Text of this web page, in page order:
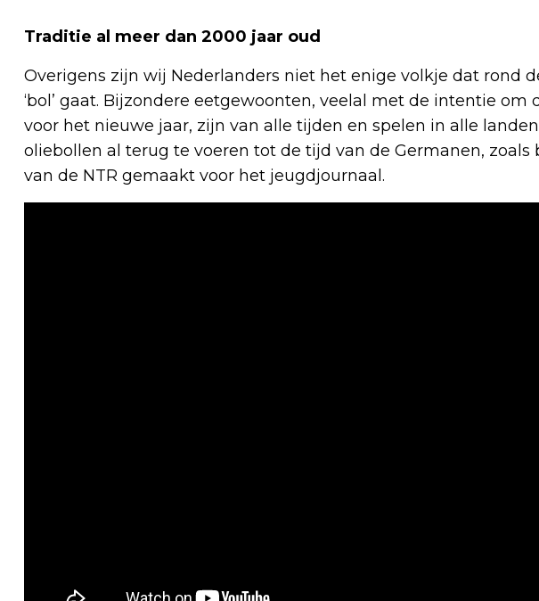
Traditie al meer dan 2000 jaar oud
Overigens zijn wij Nederlanders niet het enige volkje dat rond
‘bol’ gaat. Bijzondere eetgewoonten, veelal met de intentie
voor het nieuwe jaar, zijn van alle tijden en spelen in alle
oliebollen al terug te voeren tot de tijd van de Germanen,
van de NTR gemaakt voor het jeugdjournaal.